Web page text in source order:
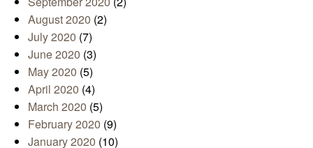
August 2020 (2)
July 2020 (7)
June 2020 (3)
May 2020 (5)
April 2020 (4)
March 2020 (5)
February 2020 (9)
January 2020 (10)